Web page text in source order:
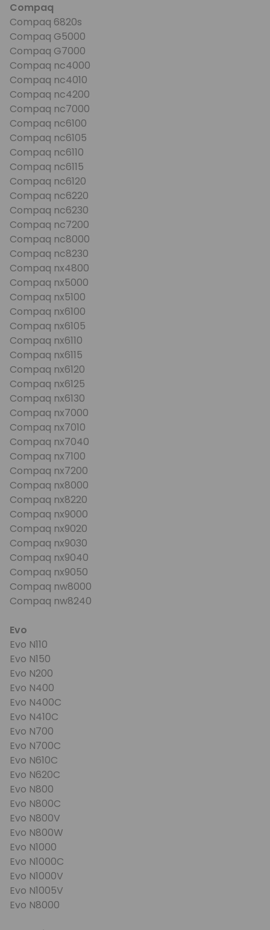
Compaq
Compaq 6820s
Compaq G5000
Compaq G7000
Compaq nc4000
Compaq nc4010
Compaq nc4200
Compaq nc7000
Compaq nc6100
Compaq nc6105
Compaq nc6110
Compaq nc6115
Compaq nc6120
Compaq nc6220
Compaq nc6230
Compaq nc7200
Compaq nc8000
Compaq nc8230
Compaq nx4800
Compaq nx5000
Compaq nx5100
Compaq nx6100
Compaq nx6105
Compaq nx6110
Compaq nx6115
Compaq nx6120
Compaq nx6125
Compaq nx6130
Compaq nx7000
Compaq nx7010
Compaq nx7040
Compaq nx7100
Compaq nx7200
Compaq nx8000
Compaq nx8220
Compaq nx9000
Compaq nx9020
Compaq nx9030
Compaq nx9040
Compaq nx9050
Compaq nw8000
Compaq nw8240
Evo
Evo N110
Evo N150
Evo N200
Evo N400
Evo N400C
Evo N410C
Evo N700
Evo N700C
Evo N610C
Evo N620C
Evo N800
Evo N800C
Evo N800V
Evo N800W
Evo N1000
Evo N1000C
Evo N1000V
Evo N1005V
Evo N8000